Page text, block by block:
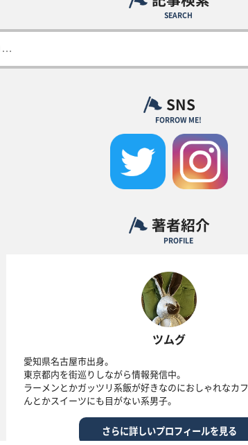
SEARCH
SNS
FORROW ME!
著者紹介
PROFILE
ツムグ
愛知県名古屋市出身。
東京都内を街巡りしながら情報発信中。
ラーメンとかガッツリ系飯が好きなのにおしゃれなカ
んとかスイーツにも目がない系男子。
さらに詳しいプロフィールを見る